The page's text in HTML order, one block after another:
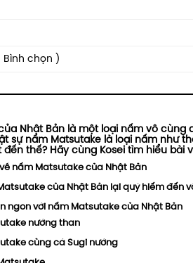
Bình chọn )
Nhật Bản là một loại nấm vô cùng
sự nấm Matsutake là loại nấm như
đến thế? Hãy cùng Kosei tìm hiểu bài
nấm Matsutake của Nhật Bản
của Nhật Bản lại quý hiếm đến
ngon với nấm Matsutake của Nhật Bản
nướng than
cùng cá Sugi nướng